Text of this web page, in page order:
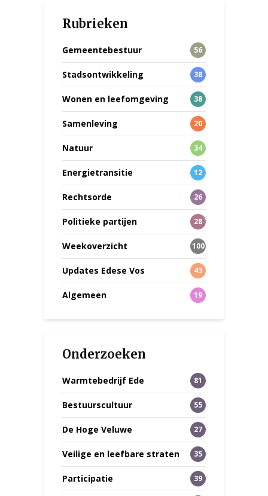
Rubrieken
Gemeentebestuur 56
Stadsontwikkeling 38
Wonen en leefomgeving 38
Samenleving 20
Natuur 34
Energietransitie 12
Rechtsorde 26
Politieke partijen 28
Weekoverzicht 100
Updates Edese Vos 43
Algemeen 19
Onderzoeken
Warmtebedrijf Ede 81
Bestuurscultuur 55
De Hoge Veluwe 27
Veilige en leefbare straten 35
Participatie 39